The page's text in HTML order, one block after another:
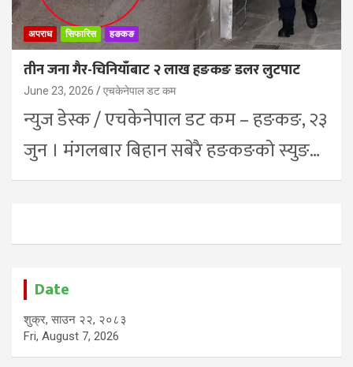
अपराध सिफारिस हङकङ
तीन जना गैर-चिनियाँबाट २ लाख हङकङ डलर लुटपाट
June 23, 2026 एचकेनेपाल डट कम
न्युज डेस्क / एचकेनेपाल डट कम – हङकङ, २३
जुन । मंगलबार बिहान सबेरै हङकङको स्युङ…
Date
शुक्र, साउन २२, २०८३
Fri, August 7, 2026